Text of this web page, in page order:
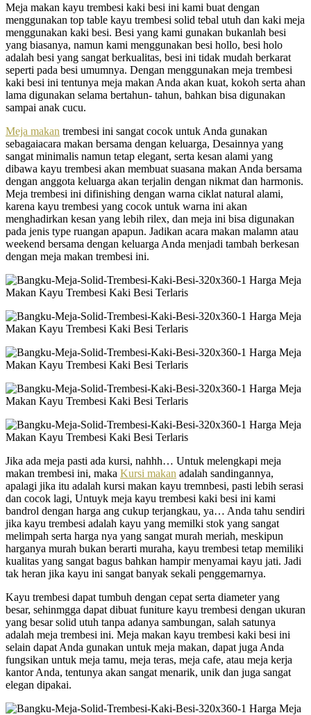
Meja makan kayu trembesi kaki besi ini kami buat dengan
menggunakan top table kayu trembesi solid tebal utuh dan kaki meja
menggunakan kaki besi. Besi yang kami gunakan bukanlah besi
yang biasanya, namun kami menggunakan besi hollo, besi holo
adalah besi yang sangat berkualitas, besi ini tidak mudah berkarat
seperti pada besi umumnya. Dengan menggunakan meja trembesi
kaki besi ini tentunya meja makan Anda akan kuat, kokoh serta ahan
lama digunakan selama bertahun- tahun, bahkan bisa digunakan
sampai anak cucu.
Meja makan trembesi ini sangat cocok untuk Anda gunakan
sebagaiacara makan bersama dengan keluarga, Desainnya yang
sangat minimalis namun tetap elegant, serta kesan alami yang
dibawa kayu trembesi akan membuat suasana makan Anda bersama
dengan anggota keluarga akan terjalin dengan nikmat dan harmonis.
Meja trembesi ini difinishing dengan warna ciklat natural alami,
karena kayu trembesi yang cocok untuk warna ini akan
menghadirkan kesan yang lebih rilex, dan meja ini bisa digunakan
pada jenis type ruangan apapun. Jadikan acara makan malamn atau
weekend bersama dengan keluarga Anda menjadi tambah berkesan
dengan meja makan trembesi ini.
Jika ada meja pasti ada kursi, nahhh… Untuk melengkapi meja
makan trembesi ini, maka Kursi makan adalah sandingannya,
apalagi jika itu adalah kursi makan kayu tremnbesi, pasti lebih serasi
dan cocok lagi, Untuyk meja kayu trembesi kaki besi ini kami
bandrol dengan harga ang cukup terjangkau, ya… Anda tahu sendiri
jika kayu trembesi adalah kayu yang memilki stok yang sangat
melimpah serta harga nya yang sangat murah meriah, meskipun
harganya murah bukan berarti muraha, kayu trembesi tetap memiliki
kualitas yang sangat bagus bahkan hampir menyamai kayu jati. Jadi
tak heran jika kayu ini sangat banyak sekali penggemarnya.
Kayu trembesi dapat tumbuh dengan cepat serta diameter yang
besar, sehinmgga dapat dibuat funiture kayu trembesi dengan ukuran
yang besar solid utuh tanpa adanya sambungan, salah satunya
adalah meja trembesi ini. Meja makan kayu trembesi kaki besi ini
selain dapat Anda gunakan untuk meja makan, dapat juga Anda
fungsikan untuk meja tamu, meja teras, meja cafe, atau meja kerja
kantor Anda, tentunya akan sangat menarik, unik dan juga sangat
elegan dipakai.